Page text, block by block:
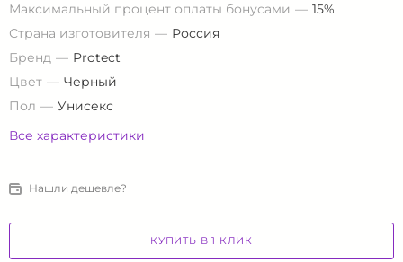
Максимальный процент оплаты бонусами
15%
Страна изготовителя
Россия
Бренд
Protect
Цвет
Черный
Пол
Унисекс
Все характеристики
Нашли дешевле?
КУПИТЬ В 1 КЛИК